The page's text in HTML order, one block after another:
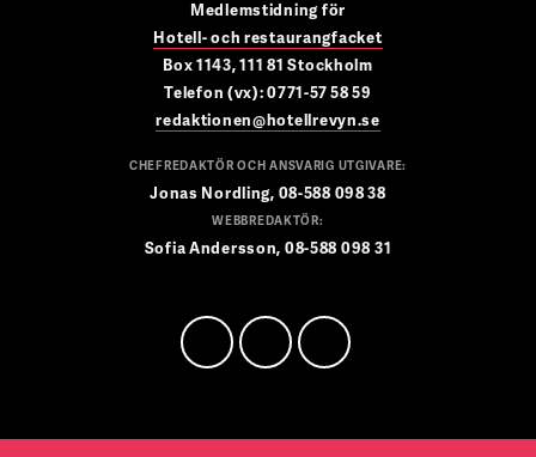
Medlemstidning för
Hotell- och restaurangfacket
Box 1143, 111 81 Stockholm
Telefon (vx): 0771-57 58 59
redaktionen@hotellrevyn.se
CHEFREDAKTÖR OCH ANSVARIG UTGIVARE:
Jonas Nordling, 08-588 098 38
WEBBREDAKTÖR:
Sofia Andersson, 08-588 098 31